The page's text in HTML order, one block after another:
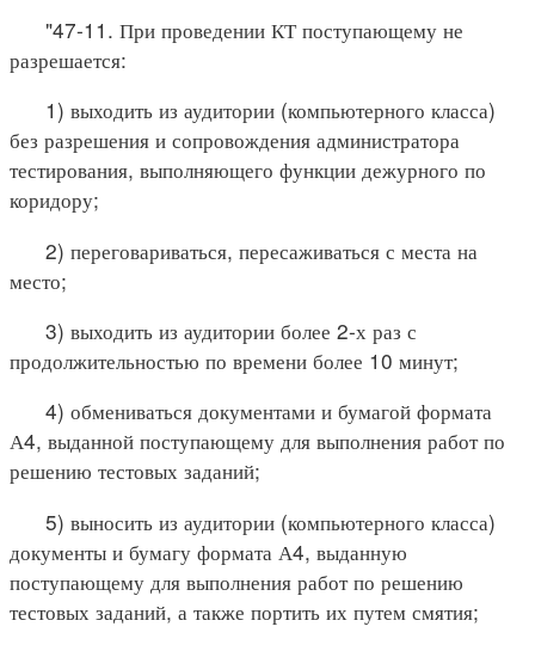
"47-11. При проведении КТ поступающему не
разрешается:
1) выходить из аудитории (компьютерного класса)
без разрешения и сопровождения администратора
тестирования, выполняющего функции дежурного по
коридору;
2) переговариваться, пересаживаться с места на
место;
3) выходить из аудитории более 2-х раз с
продолжительностью по времени более 10 минут;
4) обмениваться документами и бумагой формата
А4, выданной поступающему для выполнения работ по
решению тестовых заданий;
5) выносить из аудитории (компьютерного класса)
документы и бумагу формата А4, выданную
поступающему для выполнения работ по решению
тестовых заданий, а также портить их путем смятия;